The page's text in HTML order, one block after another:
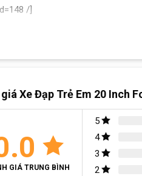
/]
Xe Đạp Trẻ Em 20 Inch
GIÁ TRUNG BÌNH
5
4
3
2